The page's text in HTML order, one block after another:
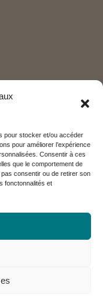
pour stocker et/ou accéder
pour améliorer l’expérience
Consentir à ces
que le comportement de
consentir ou de retirer son
fonctonnalités et